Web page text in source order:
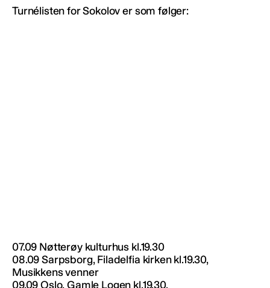
Turnélisten for Sokolov er som følger:
07.09 Nøtterøy kulturhus kl.19.30
08.09 Sarpsborg, Filadelfia kirken kl.19.30,
Musikkens venner
09.09 Oslo, Gamle Logen kl.19.30,